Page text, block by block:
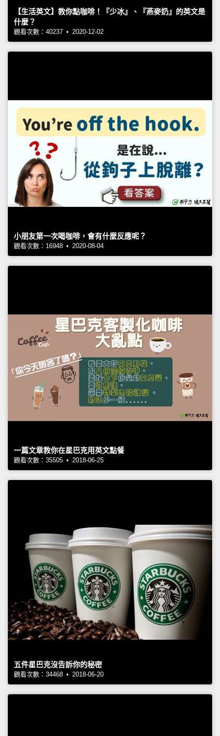
【生活英文】教你點咖啡！『少冰』、『燕麥奶』的英文是
什麼？
觀看次數：40237 • 2020-12-02
小朋友第一次喝咖啡，會有什麼反應呢？
觀看次數：16948 • 2020-08-04
一篇文章教你在星巴克用英文點餐
觀看次數：35505 • 2018-06-25
五件星巴克沒告訴你的秘密
觀看次數：34468 • 2018-06-20